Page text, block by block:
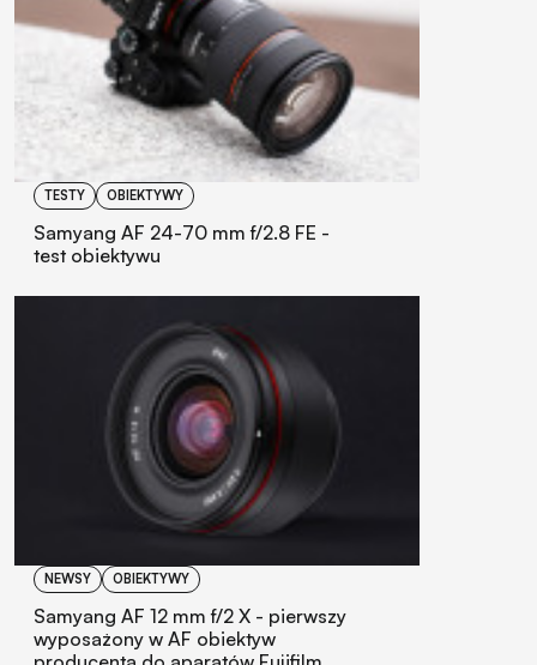
TESTY OBIEKTYWY
Samyang AF 24-70 mm f/2.8 FE -
test obiektywu
NEWSY OBIEKTYWY
Samyang AF 12 mm f/2 X - pierwszy
wyposażony w AF obiektyw